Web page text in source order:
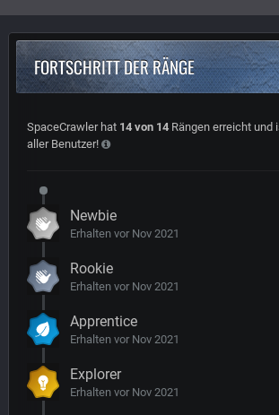
FORTSCHRITT DER RÄNGE
SpaceCrawler hat 14 von 14 Rängen erreicht und
aller Benutzer!
Newbie
Erhalten vor Nov 2021
Rookie
Erhalten vor Nov 2021
Apprentice
Erhalten vor Nov 2021
Explorer
Erhalten vor Nov 2021